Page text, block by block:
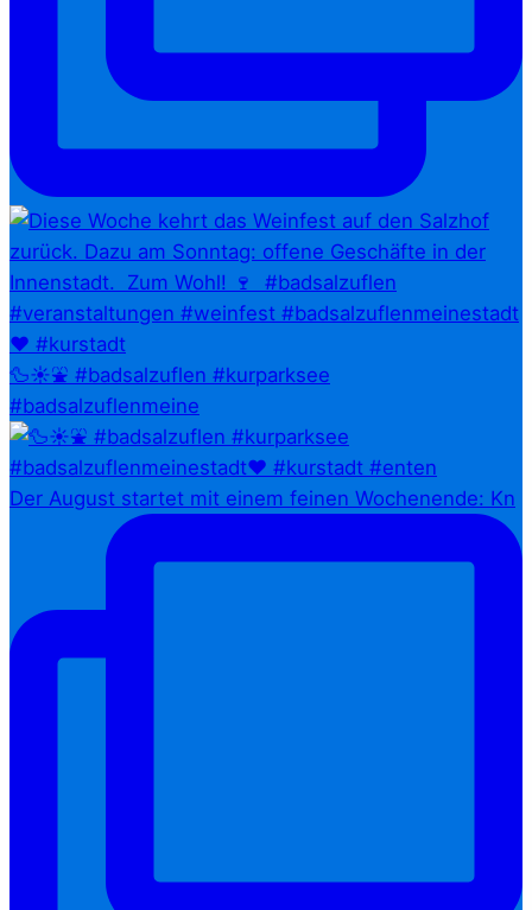
🦆☀️⛲ #badsalzuflen #kurparksee
#badsalzuflenmeine
Der August startet mit einem feinen Wochenende: Kn